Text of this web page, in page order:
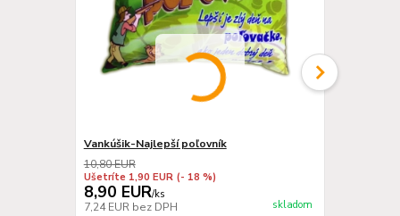
Vankúšik-Najlepší poľovník
10,80 EUR
Ušetríte 1,90 EUR (- 18 %)
8,90 EUR/ks
7,24 EUR bez DPH skladom